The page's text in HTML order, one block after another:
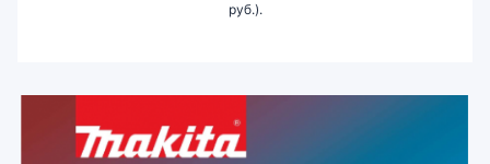
руб.).